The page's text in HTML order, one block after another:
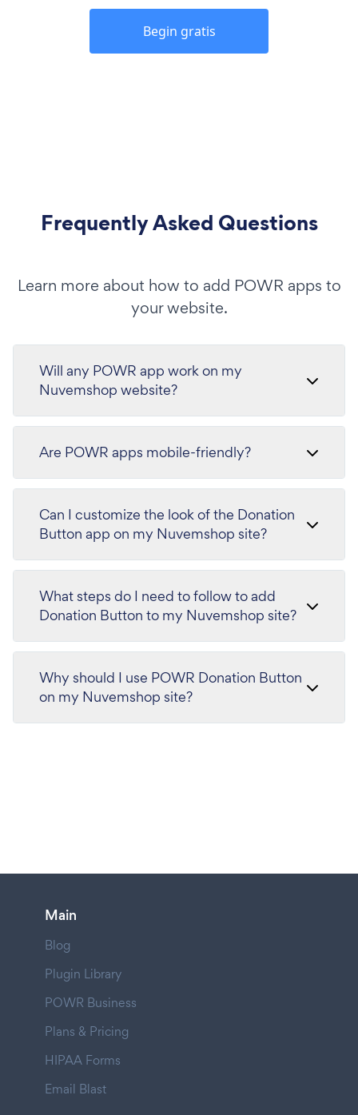
Begin gratis
Frequently Asked Questions
Learn more about how to add POWR apps to
your website.
Will any POWR app work on my
Nuvemshop website?
Are POWR apps mobile-friendly?
Can I customize the look of the Donation
Button app on my Nuvemshop site?
What steps do I need to follow to add
Donation Button to my Nuvemshop site?
Why should I use POWR Donation Button
on my Nuvemshop site?
Main
Blog
Plugin Library
POWR Business
Plans & Pricing
HIPAA Forms
Email Blast